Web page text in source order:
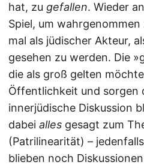
hat, zu gefallen. Wieder
Spiel, um
mal als jüdischer Akteur,
gesehen zu werden. Die
die als groß gelten
Öffentlichkeit und sorgen
innerjüdische Diskussion
dabei alles gesagt zum
(Patrilinearität) – jedenfalls
blieben noch